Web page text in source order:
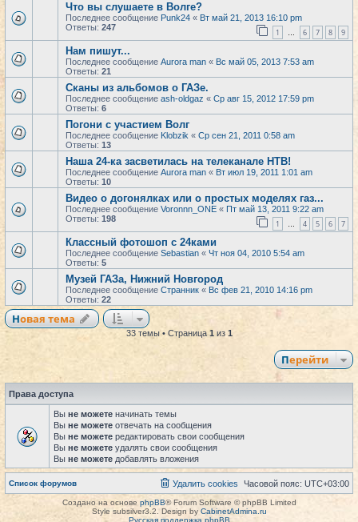
Что вы слушаете в Волге?
Последнее сообщение Punk24 « Вт май 21, 2013 16:10 pm
Ответы: 247 1 … 6 7 8 9
Нам пишут...
Последнее сообщение Aurora man « Вс май 05, 2013 7:53 am
Ответы: 21
Сканы из альбомов о ГАЗе.
Последнее сообщение ash-oldgaz « Ср авг 15, 2012 17:59 pm
Ответы: 6
Погони с участием Волг
Последнее сообщение Klobzik « Ср сен 21, 2011 0:58 am
Ответы: 13
Наша 24-ка засветилась на телеканале НТВ!
Последнее сообщение Aurora man « Вт июл 19, 2011 1:01 am
Ответы: 10
Видео о догонялках или о простых моделях газ...
Последнее сообщение Voronnn_ONE « Пт май 13, 2011 9:22 am
Ответы: 198 1 … 4 5 6 7
Классный фотошоп с 24ками
Последнее сообщение Sebastian « Чт ноя 04, 2010 5:54 am
Ответы: 5
Музей ГАЗа, Нижний Новгород
Последнее сообщение Странник « Вс фев 21, 2010 14:16 pm
Ответы: 22
Новая тема
33 темы • Страница1из 1
Перейти
Права доступа
Вы не можете начинать темы
Вы не можете отвечать на сообщения
Вы не можете редактировать свои сообщения
Вы не можете удалять свои сообщения
Вы не можете добавлять вложения
Список форумов Часовой пояс: UTC+03:00
Удалить cookies
Создано на основе phpBB® Forum Software © phpBB Limited
Style subsilver3.2. Design by CabinetAdmina.ru
Русская поддержка phpBB